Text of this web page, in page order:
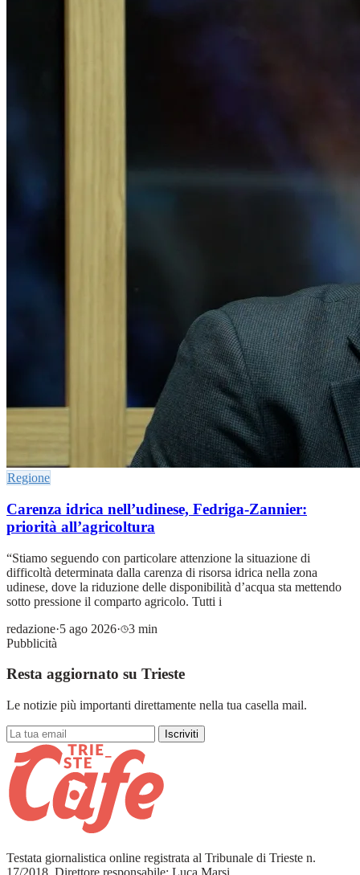
Regione
Carenza idrica nell’udinese, Fedriga-Zannier:
priorità all’agricoltura
“Stiamo seguendo con particolare attenzione la situazione di
difficoltà determinata dalla carenza di risorsa idrica nella zona
udinese, dove la riduzione delle disponibilità d’acqua sta mettendo
sotto pressione il comparto agricolo. Tutti i
redazione·5 ago 2026·
3 min
Pubblicità
Resta aggiornato su Trieste
Le notizie più importanti direttamente nella tua casella mail.
Iscriviti
Testata giornalistica online registrata al Tribunale di Trieste n.